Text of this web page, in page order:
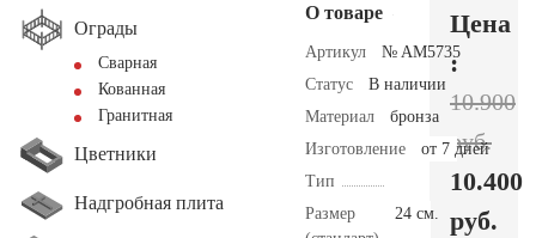
Ограды
Сварная
Кованная
Гранитная
Цветники
Надгробная плита
О товаре
Артикул
№ AM5735
Статус
В наличии
Материал
бронза
Изготовление
от 7 дней
Тип
Размер
24 см.
Цена
:
10.900
руб.
10.400
руб.